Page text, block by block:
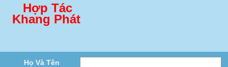
Hợp Tác
Khang Phát
Họ Và Tên